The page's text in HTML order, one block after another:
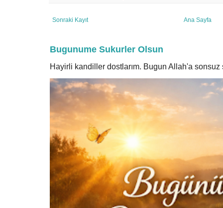
Sonraki Kayıt Ana Sayfa
Bugunume Sukurler Olsun
Hayirli kandiller dostlarım. Bugun Allah'a